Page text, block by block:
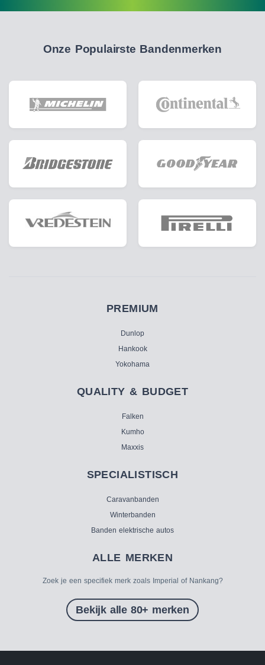
Onze Populairste Bandenmerken
PREMIUM
Dunlop
Hankook
Yokohama
QUALITY & BUDGET
Falken
Kumho
Maxxis
SPECIALISTISCH
Caravanbanden
Winterbanden
Banden elektrische autos
ALLE MERKEN
Zoek je een specifiek merk zoals Imperial of Nankang?
Bekijk alle 80+ merken